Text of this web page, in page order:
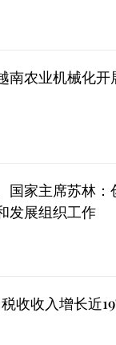
南农业机械化开
国家主席苏林：
发展组织工作
收收入增长近